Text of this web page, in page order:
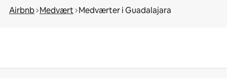
Airbnb Medvært Medværter i Guadalajara